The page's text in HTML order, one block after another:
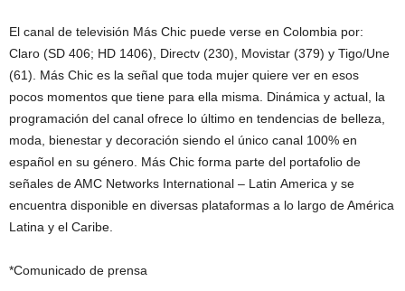
El canal de televisión Más Chic puede verse en Colombia por:
Claro (SD 406; HD 1406), Directv (230), Movistar (379) y Tigo/Une
(61). Más Chic es la señal que toda mujer quiere ver en esos
pocos momentos que tiene para ella misma. Dinámica y actual, la
programación del canal ofrece lo último en tendencias de belleza,
moda, bienestar y decoración siendo el único canal 100% en
español en su género. Más Chic forma parte del portafolio de
señales de AMC Networks International – Latin America y se
encuentra disponible en diversas plataformas a lo largo de América
Latina y el Caribe.
*Comunicado de prensa